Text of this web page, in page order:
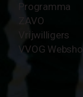
Programma
ZAVO
Vrijwilligers
VVOG Webshop